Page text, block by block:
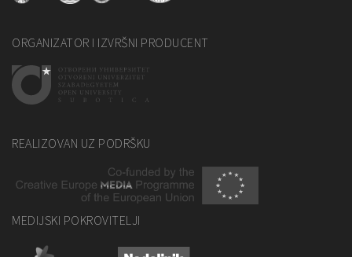
ORGANIZATOR I IZVRŠNI PRODUCENT
REALIZOVAN UZ PODRŠKU
MEDIJSKI POKROVITELJI